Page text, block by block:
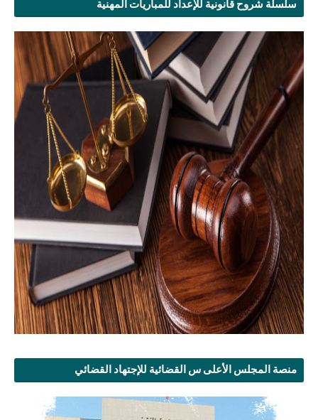
سلسلة شروح قانونية للإعداد للمباريات المهنية
منصة المجلس الأعلى س القضائية للإجتهاد القضائي